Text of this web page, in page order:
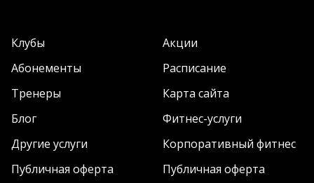
Клубы
Акции
Абонементы
Расписание
Тренеры
Карта сайта
Блог
Фитнес-услуги
Другие услуги
Корпоративный фитнес
Публичная оферта
Публичная оферта